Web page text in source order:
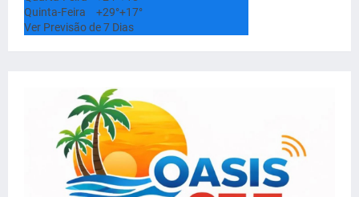
Quinta-Feira
+29°+17°
Ver Previsão de 7 Dias